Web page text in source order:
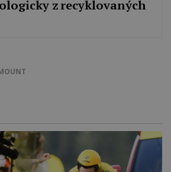
z recyklovaných